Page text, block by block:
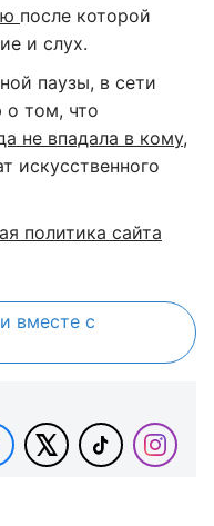
после которой
и слух.
паузы, в сети
о том, что
не впадала в кому,
искусственного
политика сайта
вместе с